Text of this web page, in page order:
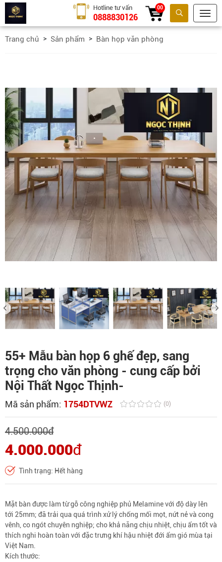
Tìm kiếm
Hotline tư vấn
0888830126
00
Trang chủ Sản phẩm Bàn họp văn phòng
55+ Mẫu bàn họp 6 ghế đẹp, sang
trọng cho văn phòng - cung cấp bởi
Nội Thất Ngọc Thịnh-
Mã sản phẩm: 1754DTVWZ (0)
4.500.000đ
4.000.000đ
Tình trạng: Hết hàng
Mặt bàn được làm từ gỗ công nghiệp phủ Melamine với độ dày lên
tới 25mm; đã trải qua quá trình xử lý chống mối mọt, nứt nẻ và cong
vênh, co ngót chuyên nghiệp; cho khả năng chịu nhiệt, chịu ẩm tốt và
thích nghi hoàn toàn với đặc trưng khí hậu nhiệt đới ẩm gió mùa tại
Việt Nam.
Kích thước: